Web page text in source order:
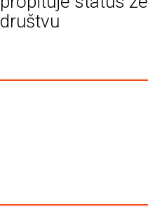
društvu